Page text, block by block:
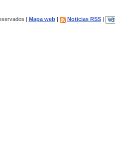
| Mapa web| Noticias RSS|